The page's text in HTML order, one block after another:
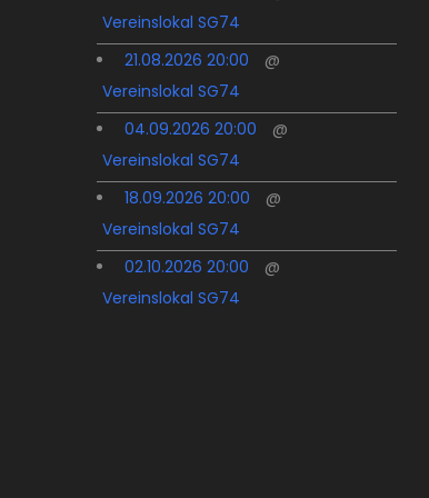
Vereinslokal SG74
21.08.2026 20:00
@
Vereinslokal SG74
04.09.2026 20:00
@
Vereinslokal SG74
18.09.2026 20:00
@
Vereinslokal SG74
02.10.2026 20:00
@
Vereinslokal SG74